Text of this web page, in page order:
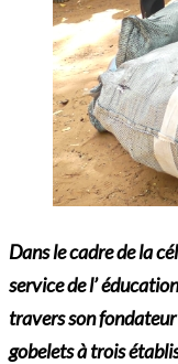
Dans le cadre de la
service de l’
travers son
gobelets à trois